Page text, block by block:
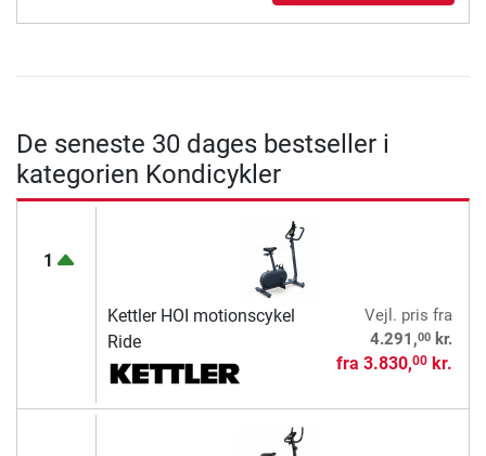
De seneste 30 dages bestseller i
kategorien Kondicykler
1
Kettler HOI motionscykel
Ride
Vejl. pris fra
4.291,00kr.
fra 3.830,00kr.